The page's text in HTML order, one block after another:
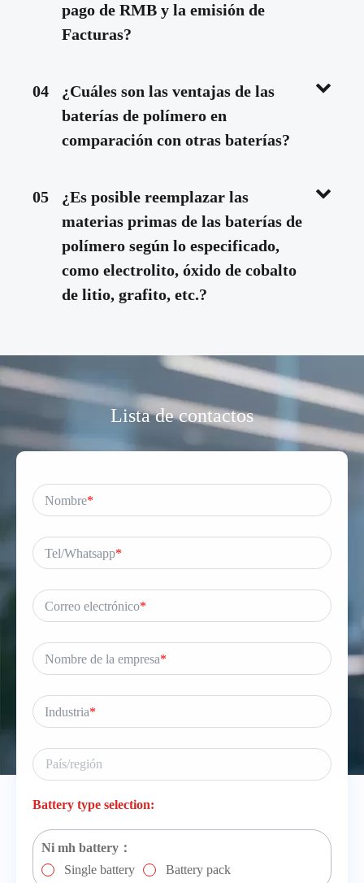
pago de RMB y la emisión de
Facturas?
04
¿Cuáles son las ventajas de las
baterías de polímero en
comparación con otras baterías?
05
¿Es posible reemplazar las
materias primas de las baterías de
polímero según lo especificado,
como electrolito, óxido de cobalto
de litio, grafito, etc.?
Lista de contactos
Nombre*
Tel/Whatsapp*
Correo electrónico*
Nombre de la empresa*
Industria*
Battery type selection:
Ni mh battery：
Single battery
Battery pack